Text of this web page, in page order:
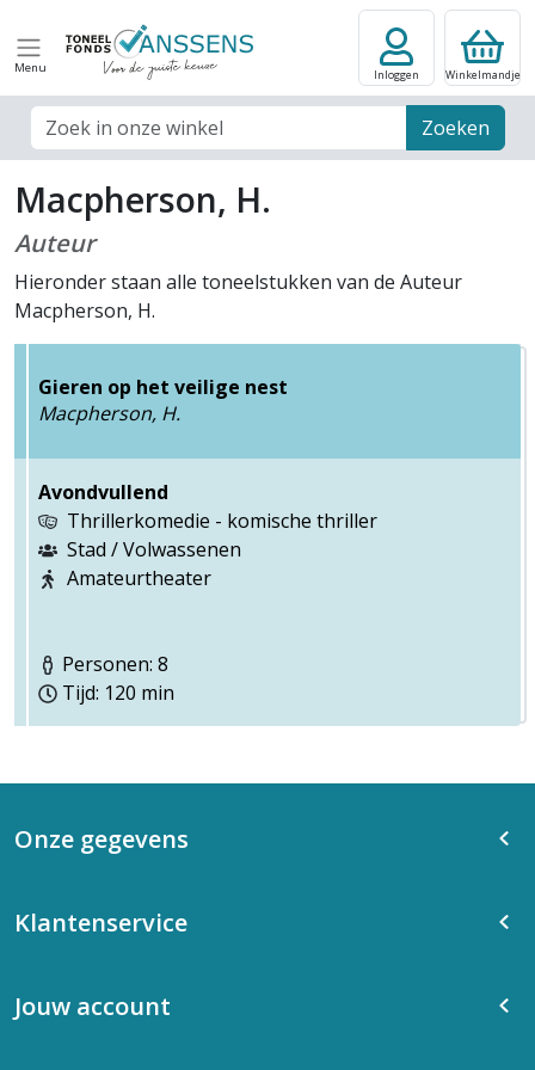
Menu
Zoek veld Zoeken
Inloggen Winkelmandje
Macpherson, H.
Auteur
Hieronder staan alle toneelstukken van de Auteur
Macpherson, H.
Gieren op het veilige nest
Macpherson, H.
Avondvullend
Thrillerkomedie - komische thriller
Stad / Volwassenen
Amateurtheater
Personen: 8
Tijd: 120 min
Onze gegevens
Klantenservice
Jouw account